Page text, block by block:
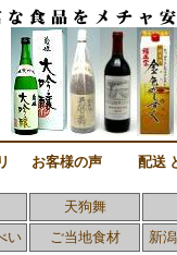
お客様の声 配送
天狗舞
い ご当地食材 新